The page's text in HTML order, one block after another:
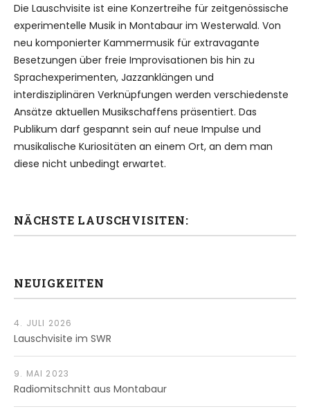
Die Lauschvisite ist eine Konzertreihe für zeitgenössische
experimentelle Musik in Montabaur im Westerwald. Von
neu komponierter Kammermusik für extravagante
Besetzungen über freie Improvisationen bis hin zu
Sprachexperimenten, Jazzanklängen und
interdisziplinären Verknüpfungen werden verschiedenste
Ansätze aktuellen Musikschaffens präsentiert. Das
Publikum darf gespannt sein auf neue Impulse und
musikalische Kuriositäten an einem Ort, an dem man
diese nicht unbedingt erwartet.
NÄCHSTE LAUSCHVISITEN:
NEUIGKEITEN
Lauschvisite im SWR
4. JULI 2026
Radiomitschnitt aus Montabaur
9. MAI 2023